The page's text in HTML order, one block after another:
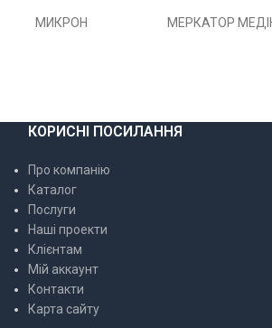
МИКРОН МЕРКАТОР
КОРИСНІ ПОСИЛАННЯ
Про компанію
Каталог
Послуги
Наші проекти
Клієнтам
Мій аккаунт
Контакти
Карта сайту